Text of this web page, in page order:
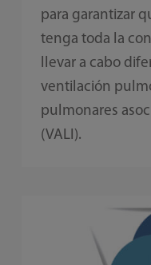
para garantizar
tenga toda la
llevar a cabo
ventilación
pulmonares
(VALI).